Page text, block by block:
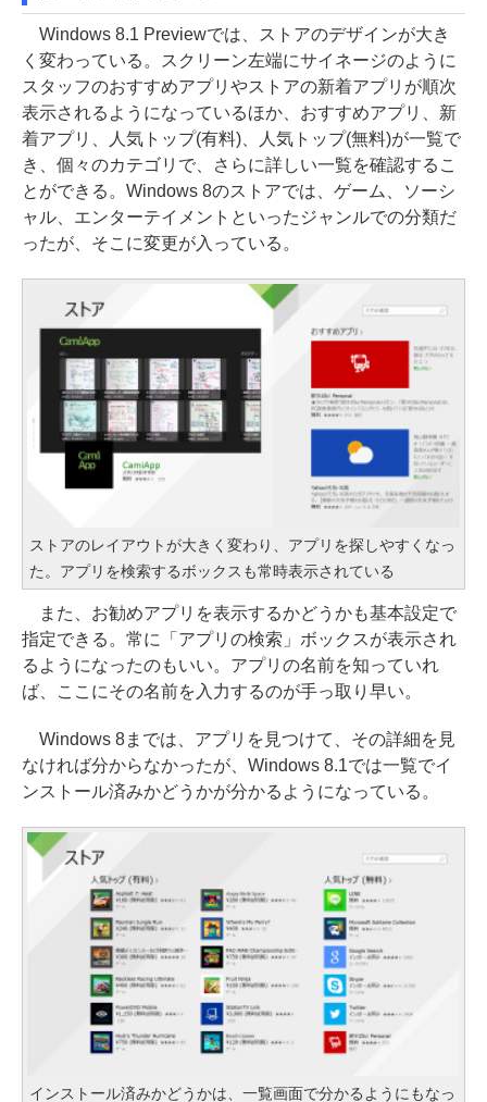
Windows 8.1 Previewでは、ストアのデザインが大き
く変わっている。スクリーン左端にサイネージのように
スタッフのおすすめアプリやストアの新着アプリが順次
表示されるようになっているほか、おすすめアプリ、新
着アプリ、人気トップ(有料)、人気トップ(無料)が一覧で
き、個々のカテゴリで、さらに詳しい一覧を確認するこ
とができる。Windows 8のストアでは、ゲーム、ソーシ
ャル、エンターテイメントといったジャンルでの分類だ
ったが、そこに変更が入っている。
ストアのレイアウトが大きく変わり、アプリを探しやすくなっ
た。アプリを検索するボックスも常時表示されている
また、お勧めアプリを表示するかどうかも基本設定で
指定できる。常に「アプリの検索」ボックスが表示され
るようになったのもいい。アプリの名前を知っていれ
ば、ここにその名前を入力するのが手っ取り早い。
Windows 8までは、アプリを見つけて、その詳細を見
なければ分からなかったが、Windows 8.1では一覧でイ
ンストール済みかどうかが分かるようになっている。
インストール済みかどうかは、一覧画面で分かるようにもなっ